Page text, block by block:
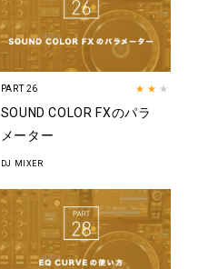
PART 26 ★★ ★
SOUND COLOR FXのパラ
メーター
DJ MIXER